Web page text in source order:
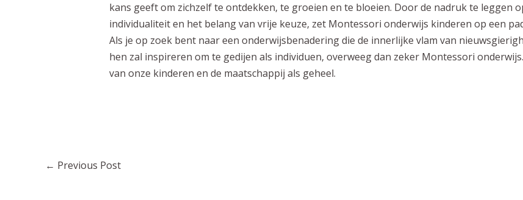
kans geeft om zichzelf te ontdekken, te groeien en te bloeien. Door de nadruk te leggen
individualiteit en het belang van vrije keuze, zet Montessori onderwijs kinderen op een
Als je op zoek bent naar een onderwijsbenadering die de innerlijke vlam van
hen zal inspireren om te gedijen als individuen, overweeg dan zeker Montessori
van onze kinderen en de maatschappij als geheel.
Post
← Previous Post